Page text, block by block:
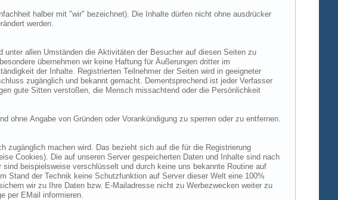
halber mit "wir" bezeichnet). Die Inhalte dürfen nicht ohne ausdrücker
werden.
allen Umständen die Aktivitäten der Besucher auf diesen Seiten zu
übernehmen wir keine Haftung für Äußerungen dritter im
der Inhalte. Registrierten Teilnehmer der Seiten wird in geeigneter
zugänglich und bekannt gemacht. Dementsprechend ist jeder Verfasser
gute Sitten verstoßen, die Mensch missachtend oder die Persönlichkeit
Angabe von Gründen oder Vorankündigung zu sperren oder zu entfernen.
zugänglich machen wird. Das bezieht sich auf die für die Registrierung
Cookies). Die auf unseren Server gespeicherten Daten und Inhalte sind nach
beispielsweise verschlüsselt und durch keine uns bekannte Routine auf
Stand der Technik keine Schutzfunktion auf Server dieser Welt eine 100%
wir zu Ihre Daten bzw. E-Mailadresse nicht zu Werbezwecken weiter zu
per EMail informieren.